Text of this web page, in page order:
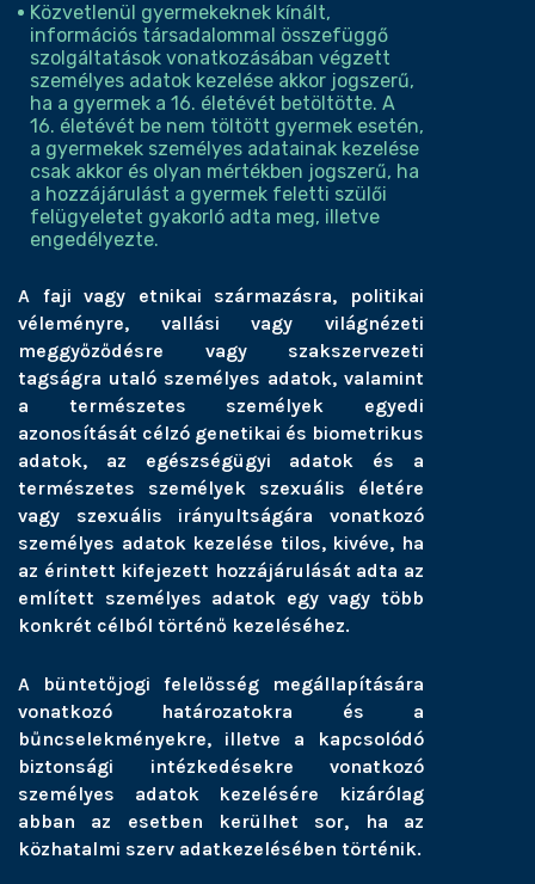
Közvetlenül gyermekeknek kínált,
információs társadalommal összefüggő
szolgáltatások vonatkozásában végzett
személyes adatok kezelése akkor jogszerű,
ha a gyermek a 16. életévét betöltötte. A
16. életévét be nem töltött gyermek esetén,
a gyermekek személyes adatainak kezelése
csak akkor és olyan mértékben jogszerű, ha
a hozzájárulást a gyermek feletti szülői
felügyeletet gyakorló adta meg, illetve
engedélyezte.
A faji vagy etnikai származásra, politikai
véleményre, vallási vagy világnézeti
meggyőződésre vagy szakszervezeti
tagságra utaló személyes adatok, valamint
a természetes személyek egyedi
azonosítását célzó genetikai és biometrikus
adatok, az egészségügyi adatok és a
természetes személyek szexuális életére
vagy szexuális irányultságára vonatkozó
személyes adatok kezelése tilos, kivéve, ha
az érintett kifejezett hozzájárulását adta az
említett személyes adatok egy vagy több
konkrét célból történő kezeléséhez.
A büntetőjogi felelősség megállapítására
vonatkozó határozatokra és a
bűncselekményekre, illetve a kapcsolódó
biztonsági intézkedésekre vonatkozó
személyes adatok kezelésére kizárólag
abban az esetben kerülhet sor, ha az
közhatalmi szerv adatkezelésében történik.